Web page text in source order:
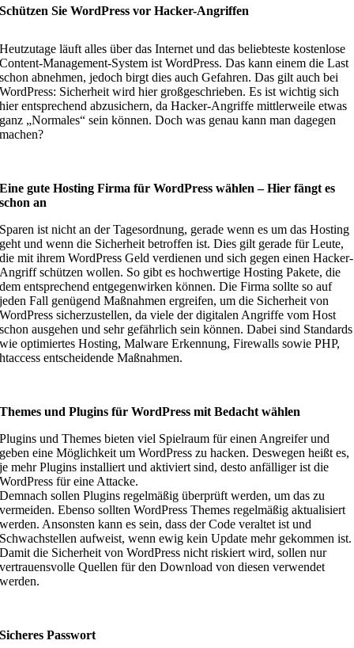
Schützen Sie WordPress vor Hacker-Angriffen
Heutzutage läuft alles über das Internet und das beliebteste kostenlose
Content-Management-System ist WordPress. Das kann einem die Last
schon abnehmen, jedoch birgt dies auch Gefahren. Das gilt auch bei
WordPress: Sicherheit wird hier großgeschrieben. Es ist wichtig sich
hier entsprechend abzusichern, da Hacker-Angriffe mittlerweile etwas
ganz „Normales“ sein können. Doch was genau kann man dagegen
machen?
Eine gute Hosting Firma für WordPress wählen – Hier fängt es
schon an
Sparen ist nicht an der Tagesordnung, gerade wenn es um das Hosting
geht und wenn die Sicherheit betroffen ist. Dies gilt gerade für Leute,
die mit ihrem WordPress Geld verdienen und sich gegen einen Hacker-
Angriff schützen wollen. So gibt es hochwertige Hosting Pakete, die
dem entsprechend entgegenwirken können. Die Firma sollte so auf
jeden Fall genügend Maßnahmen ergreifen, um die Sicherheit von
WordPress sicherzustellen, da viele der digitalen Angriffe vom Host
schon ausgehen und sehr gefährlich sein können. Dabei sind Standards
wie optimiertes Hosting, Malware Erkennung, Firewalls sowie PHP,
htaccess entscheidende Maßnahmen.
Themes und Plugins für WordPress mit Bedacht wählen
Plugins und Themes bieten viel Spielraum für einen Angreifer und
geben eine Möglichkeit um WordPress zu hacken. Deswegen heißt es,
je mehr Plugins installiert und aktiviert sind, desto anfälliger ist die
WordPress für eine Attacke.
Demnach sollen Plugins regelmäßig überprüft werden, um das zu
vermeiden. Ebenso sollten WordPress Themes regelmäßig aktualisiert
werden. Ansonsten kann es sein, dass der Code veraltet ist und
Schwachstellen aufweist, wenn ewig kein Update mehr gekommen ist.
Damit die Sicherheit von WordPress nicht riskiert wird, sollen nur
vertrauensvolle Quellen für den Download von diesen verwendet
werden.
Sicheres Passwort